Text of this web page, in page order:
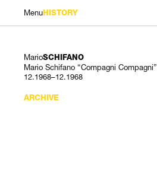
MarioSCHIFANO
Mario Schifano “Compagni Compagni”
12.1968–12.1968
ARCHIVE
Menu HISTORY